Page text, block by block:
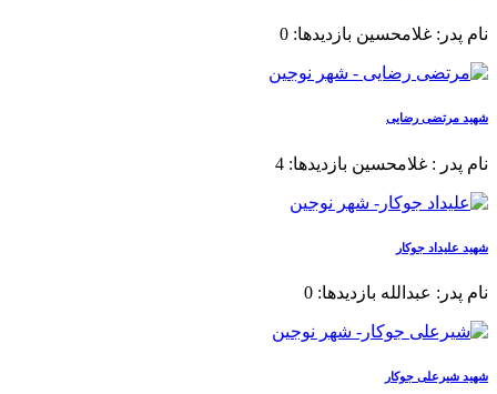
نام پدر: غلامحسین بازدیدها: 0
شهید مرتضی رضایی
نام پدر : غلامحسین بازدیدها: 4
شهید علیداد جوکار
نام پدر: عبدالله بازدیدها: 0
شهید شیرعلی جوکار